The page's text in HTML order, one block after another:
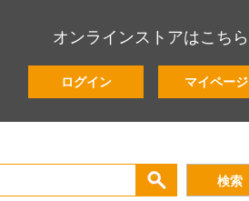
オンラインストアはこちら
ログイン マイページ